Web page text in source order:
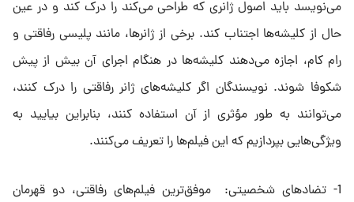
می‌نویسد باید اصول ژانری که طراحی می‌کند را درک کند و در عین
حال از کلیشه‌ها اجتناب کند. برخی از ژانرها، مانند پلیسی رفاقتی و
رام کام، اجازه می‌دهند کلیشه‌ها در هنگام اجرای آن بیش از پیش
شکوفا شوند. نویسندگان اگر کلیشه‌های ژانر رفاقتی را درک کنند،
می‌توانند به طور مؤثری از آن استفاده کنند، بنابراین بیایید به
ویژگی‌هایی بپردازیم که این فیلم‌ها را تعریف می‌کنند.
1- تضاد‌های شخصیتی: موفق‌ترین فیلم‌های رفاقتی، دو قهرمان